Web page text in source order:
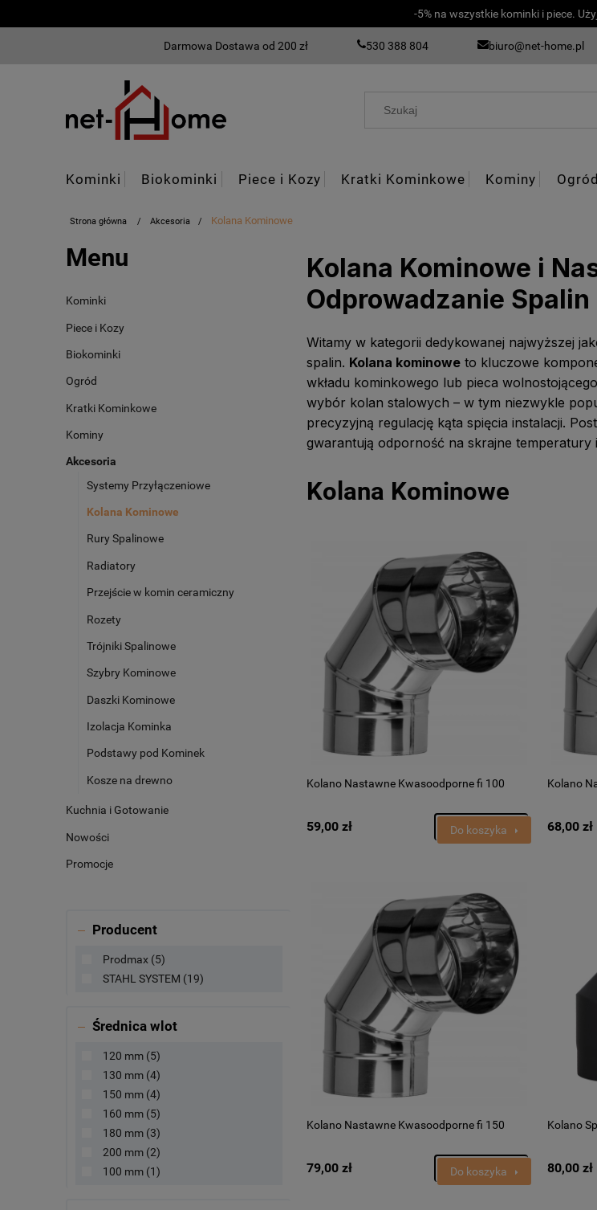
-5% na wszystkie kominki i piece.
Darmowa Dostawa od 200 zł 530 388 804 biuro@net-home.pl
Kominki Biokominki Piece i Kozy Kratki Kominkowe Kominy Ogród
Blog
Strona główna Akcesoria Kolana Kominowe
Menu
Kominki
Piece i Kozy
Biokominki
Ogród
Kratki Kominkowe
Kominy
Akcesoria
Systemy Przyłączeniowe
Kolana Kominowe
Rury Spalinowe
Radiatory
Przejście w komin ceramiczny
Rozety
Trójniki Spalinowe
Szybry Kominowe
Daszki Kominowe
Izolacja Kominka
Podstawy pod Kominek
Kosze na drewno
Kuchnia i Gotowanie
Nowości
Promocje
Producent
Prodmax (5)
STAHL SYSTEM (19)
Średnica wlot
120 mm (5)
130 mm (4)
150 mm (4)
160 mm (5)
180 mm (3)
200 mm (2)
100 mm (1)
Kolana Kominowe i
Odprowadzanie Spalin
Witamy w kategorii dedykowanej najwyższej
spalin. Kolana kominowe to kluczowe
wkładu kominkowego lub pieca
wybór kolan stalowych – w tym niezwykle
precyzyjną regulację kąta spięcia instalacji.
gwarantują odporność na skrajne temperatury
Kolana Kominowe
Kolano Nastawne Kwasoodporne fi 100
59,00 zł Do koszyka
Kolano
68,00 zł
Kolano Nastawne Kwasoodporne fi 150
79,00 zł Do koszyka
Kolano
80,00 zł